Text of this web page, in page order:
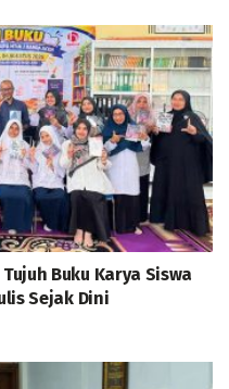
Buku Karya Siswa
Sejak Dini